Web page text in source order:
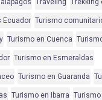
Ecuador Turismo
Turismo en Cuenca
Turismo en Esmeraldas
Turismo en Guaranda
Turismo en Ibarra Turismo